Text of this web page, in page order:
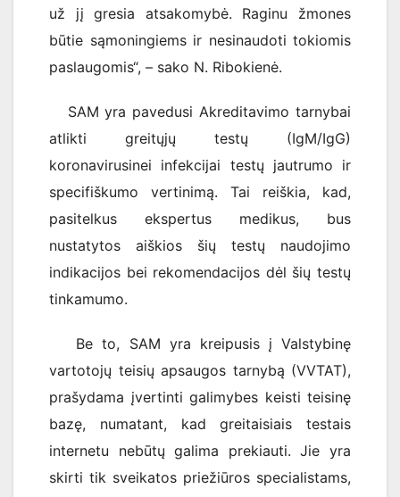
už jį gresia atsakomybė. Raginu žmones
būtie sąmoningiems ir nesinaudoti tokiomis
paslaugomis“, – sako N. Ribokienė.
SAM yra pavedusi Akreditavimo tarnybai
atlikti greitųjų testų (IgM/IgG)
koronavirusinei infekcijai testų jautrumo ir
specifiškumo vertinimą. Tai reiškia, kad,
pasitelkus ekspertus medikus, bus
nustatytos aiškios šių testų naudojimo
indikacijos bei rekomendacijos dėl šių testų
tinkamumo.
Be to, SAM yra kreipusis į Valstybinę
vartotojų teisių apsaugos tarnybą (VVTAT),
prašydama įvertinti galimybes keisti teisinę
bazę, numatant, kad greitaisiais testais
internetu nebūtų galima prekiauti. Jie yra
skirti tik sveikatos priežiūros specialistams,